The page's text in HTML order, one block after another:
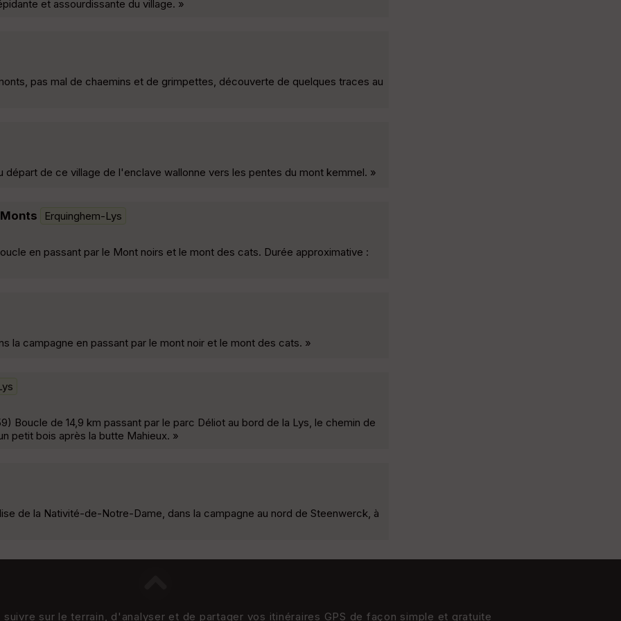
et assourdissante du village. »
pas mal de chaemins et de grimpettes, découverte de quelques traces au
de ce village de l'enclave wallonne vers les pentes du mont kemmel. »
Erquinghem-Lys
en passant par le Mont noirs et le mont des cats. Durée approximative :
la campagne en passant par le mont noir et le mont des cats. »
Boucle de 14,9 km passant par le parc Déliot au bord de la Lys, le chemin de
petit bois après la butte Mahieux. »
de la Nativité-de-Notre-Dame, dans la campagne au nord de Steenwerck, à
sur le terrain, d'analyser et de partager vos itinéraires GPS de façon simple et gratuite